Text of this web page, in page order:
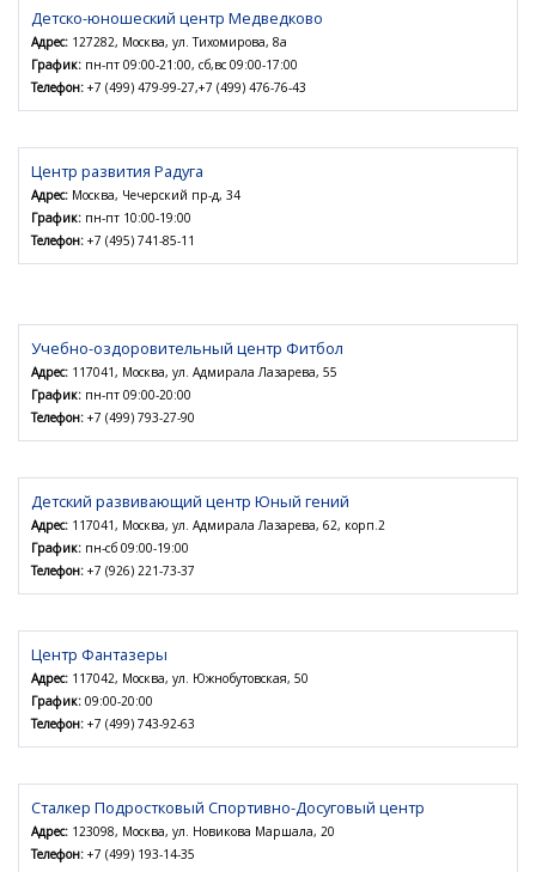
Детско-юношеский центр Медведково
Адрес: 127282, Москва, ул. Тихомирова, 8а
График: пн-пт 09:00-21:00, сб,вс 09:00-17:00
Телефон: +7 (499) 479-99-27,+7 (499) 476-76-43
Центр развития Радуга
Адрес: Москва, Чечерский пр-д, 34
График: пн-пт 10:00-19:00
Телефон: +7 (495) 741-85-11
Учебно-оздоровительный центр Фитбол
Адрес: 117041, Москва, ул. Адмирала Лазарева, 55
График: пн-пт 09:00-20:00
Телефон: +7 (499) 793-27-90
Детский развивающий центр Юный гений
Адрес: 117041, Москва, ул. Адмирала Лазарева, 62, корп.2
График: пн-сб 09:00-19:00
Телефон: +7 (926) 221-73-37
Центр Фантазеры
Адрес: 117042, Москва, ул. Южнобутовская, 50
График: 09:00-20:00
Телефон: +7 (499) 743-92-63
Сталкеp Подростковый Спортивно-Досуговый центр
Адрес: 123098, Москва, ул. Новикова Маршала, 20
Телефон: +7 (499) 193-14-35